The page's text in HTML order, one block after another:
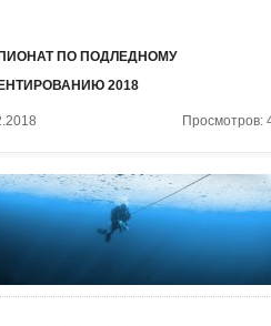
ПО ПОДЛЕДНОМУ
2018
Просмотров: